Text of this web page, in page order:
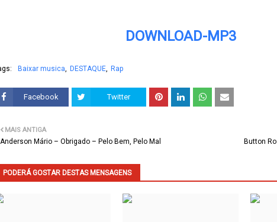
DOWNLOAD-MP3
Baixar musica DESTAQUE Rap
Facebook Twitter
Button
MAIS ANTIGA
Anderson Mário – Obrigado – Pelo Bem, Pelo Mal
PODERÁ GOSTAR DESTAS MENSAGENS